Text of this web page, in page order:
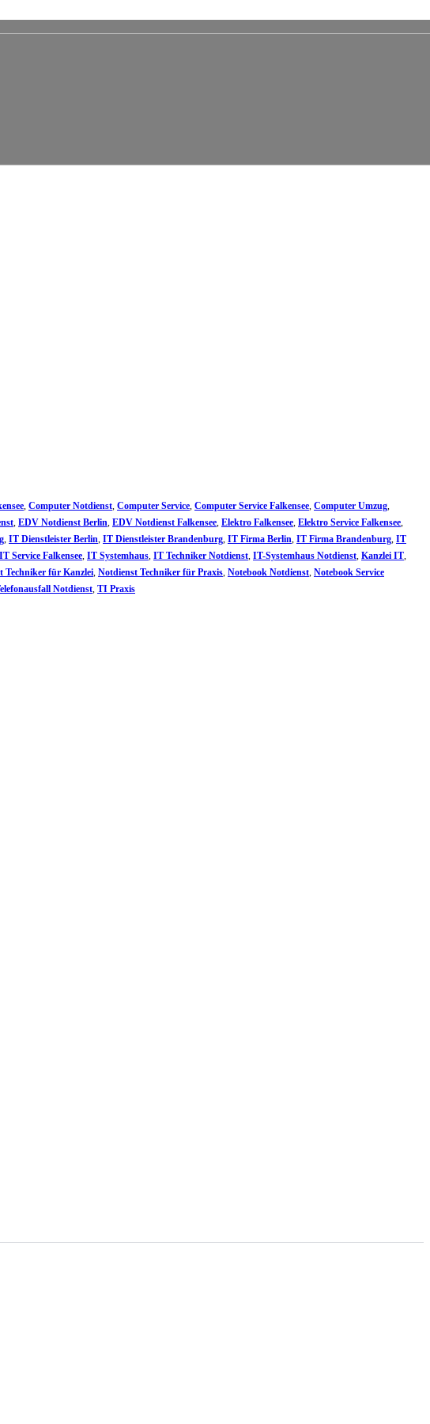
Computer Notdienst Computer Service Computer Service Falkensee Computer Umzug
EDV Notdienst Berlin EDV Notdienst Falkensee Elektro Falkensee Elektro Service Falkensee
IT Dienstleister Berlin IT Dienstleister Brandenburg IT Firma Berlin IT Firma Brandenburg IT
IT Service Falkensee IT Systemhaus IT Techniker Notdienst IT-Systemhaus Notdienst Kanzlei IT
Techniker für Kanzlei Notdienst Techniker für Praxis Notebook Notdienst Notebook Service
Notdienst TI Praxis